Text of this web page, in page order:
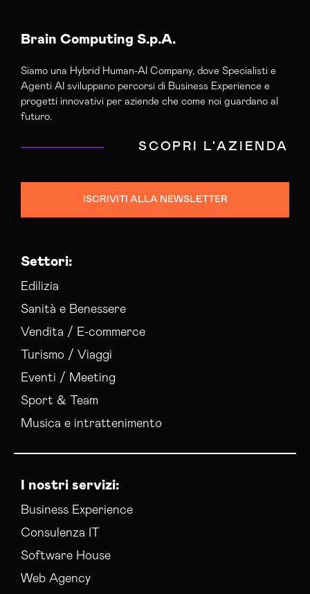
Brain Computing S.p.A.
Siamo una Hybrid Human-AI Company, dove Specialisti e
Agenti AI sviluppano percorsi di Business Experience e
progetti innovativi per aziende che come noi guardano al
futuro.
SCOPRI L'AZIENDA
ISCRIVITI ALLA NEWSLETTER
Settori:
Edilizia
Sanità e Benessere
Vendita / E-commerce
Turismo / Viaggi
Eventi / Meeting
Sport & Team
Musica e intrattenimento
I nostri servizi:
Business Experience
Consulenza IT
Software House
Web Agency